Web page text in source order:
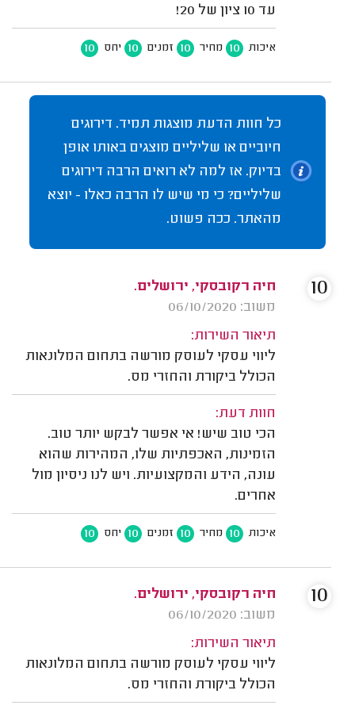
עד 10 ציון של 20!
איכות 10 מחיר 10 זמנים 10 יחס 10
כל חוות הדעת מוצגות תמיד. דירוגים
חיוביים או שליליים מוצגים באותו אופן
בדיוק. אז למה לא רואים הרבה דירוגים
שליליים? כי מי שיש לו הרבה כאלו - יוצא
מהאתר. ככה פשוט.
חיה רקובסקי, ירושלים.
משוב: 06/10/2020
תיאור השירות:
ליווי עסקי לעוסק מורשה בתחום המלונאות
הכולל ביקורת והחזרי מס.
חוות דעת:
הכי טוב שיש! אי אפשר לבקש יותר טוב.
הזמינות, האכפתיות שלו, המהירות שהוא
עונה, הידע והמקצועיות. ויש לנו ניסיון מול
אחרים.
איכות 10 מחיר 10 זמנים 10 יחס 10
10
חיה רקובסקי, ירושלים.
משוב: 06/10/2020
תיאור השירות:
ליווי עסקי לעוסק מורשה בתחום המלונאות
הכולל ביקורת והחזרי מס.
10